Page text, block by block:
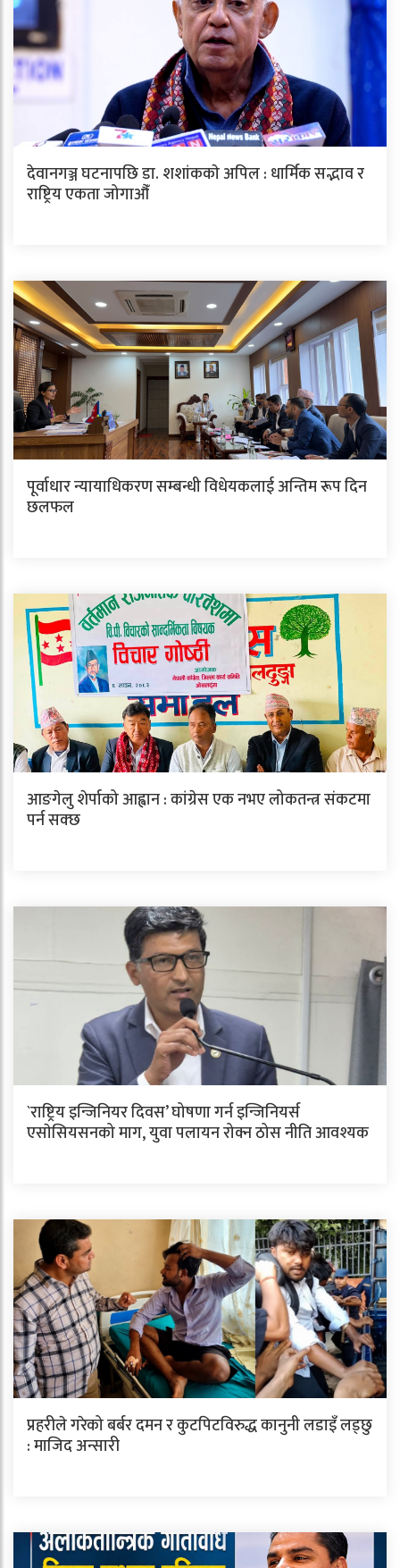
देवानगञ्ज घटनापछि डा. शशांककाे अपिल : धार्मिक सद्भाव र
राष्ट्रिय एकता जोगाऔँ
पूर्वाधार न्यायाधिकरण सम्बन्धी विधेयकलाई अन्तिम रूप दिन
छलफल
आङगेलु शेर्पाको आह्वान : कांग्रेस एक नभए लोकतन्त्र संकटमा
पर्न सक्छ
`राष्ट्रिय इन्जिनियर दिवस’ घोषणा गर्न इन्जिनियर्स
एसाेसियसनको माग, युवा पलायन रोक्न ठोस नीति आवश्यक
प्रहरीले गरेको बर्बर दमन र कुटपिटविरुद्ध कानुनी लडाइँ लड्छु
: माजिद अन्सारी